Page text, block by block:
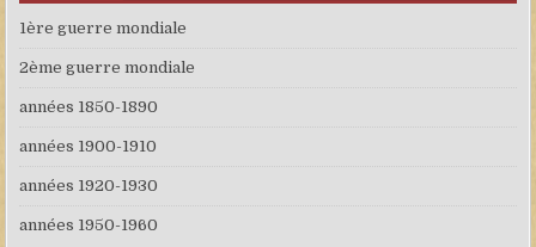
1ère guerre mondiale
2ème guerre mondiale
années 1850-1890
années 1900-1910
années 1920-1930
années 1950-1960